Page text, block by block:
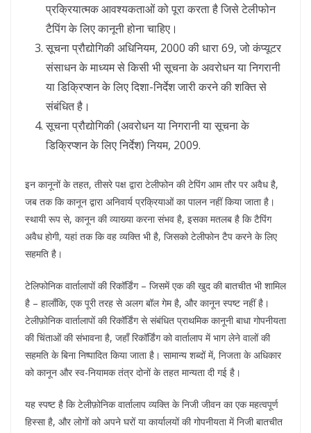
प्रक्रियात्मक आवश्यकताओं को पूरा करता है जिसे टेलीफोन
टैपिंग के लिए कानूनी होना चाहिए।
सूचना प्रौद्योगिकी अधिनियम, 2000 की धारा 69, जो कंप्यूटर
संसाधन के माध्यम से किसी भी सूचना के अवरोधन या निगरानी
या डिक्रिप्शन के लिए दिशा-निर्देश जारी करने की शक्ति से
संबंधित है।
सूचना प्रौद्योगिकी (अवरोधन या निगरानी या सूचना के
डिक्रिप्शन के लिए निर्देश) नियम, 2009.
इन कानूनों के तहत, तीसरे पक्ष द्वारा टेलीफोन की टेपिंग आम तौर पर अवैध है,
जब तक कि कानून द्वारा अनिवार्य प्रक्रियाओं का पालन नहीं किया जाता है।
स्थायी रूप से, कानून की व्याख्या करना संभव है, इसका मतलब है कि टैपिंग
अवैध होगी, यहां तक ​​कि वह व्यक्ति भी है, जिसको टेलीफोन टैप करने के लिए
सहमति है।
टेलिफोनिक वार्तालापों की रिकॉर्डिंग – जिसमें एक की खुद की बातचीत भी शामिल
है – हालाँकि, एक पूरी तरह से अलग बॉल गेम है, और कानून स्पष्ट नहीं है।
टेलीफ़ोनिक वार्तालापों की रिकॉर्डिंग से संबंधित प्राथमिक कानूनी बाधा गोपनीयता
की चिंताओं की संभावना है, जहाँ रिकॉर्डिंग को वार्तालाप में भाग लेने वालों की
सहमति के बिना निष्पादित किया जाता है। सामान्य शब्दों में, निजता के अधिकार
को कानून और स्व-नियामक तंत्र दोनों के तहत मान्यता दी गई है।
यह स्पष्ट है कि टेलीफ़ोनिक वार्तालाप व्यक्ति के निजी जीवन का एक महत्वपूर्ण
हिस्सा है, और लोगों को अपने घरों या कार्यालयों की गोपनीयता में निजी बातचीत